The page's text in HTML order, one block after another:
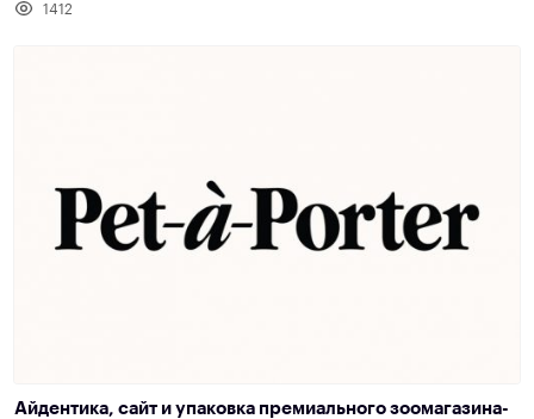
1412
Айдентика, сайт и упаковка премиального зоомагазина-